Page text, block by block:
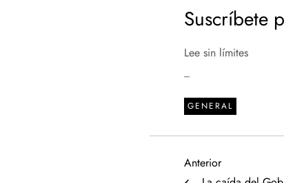
Suscríbete
Lee sin límites
GENERAL
N
Entrada
Anterior